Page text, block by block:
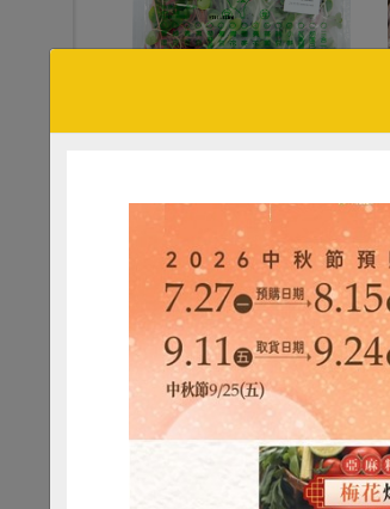
峰-120g/盒
120公克/盒
環保級 冷藏
$66